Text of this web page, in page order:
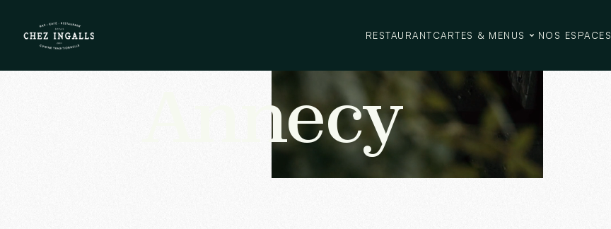
RESTAURANTCARTES & MENUS NOS ESPACES
Restaurantà
Annecy